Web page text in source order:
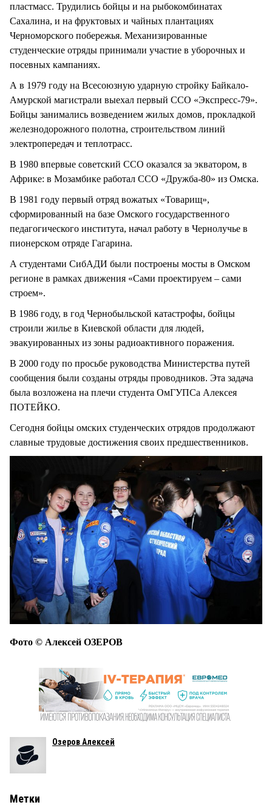
пластмасс. Трудились бойцы и на рыбокомбинатах
Сахалина, и на фруктовых и чайных плантациях
Черноморского побережья. Механизированные
студенческие отряды принимали участие в уборочных и
посевных кампаниях.
А в 1979 году на Всесоюзную ударную стройку Байкало-
Амурской магистрали выехал первый ССО «Экспресс-79».
Бойцы занимались возведением жилых домов, прокладкой
железнодорожного полотна, строительством линий
электропередач и теплотрасс.
В 1980 впервые советский ССО оказался за экватором, в
Африке: в Мозамбике работал ССО «Дружба-80» из Омска.
В 1981 году первый отряд вожатых «Товарищ»,
сформированный на базе Омского государственного
педагогического института, начал работу в Чернолучье в
пионерском отряде Гагарина.
А студентами СибАДИ были построены мосты в Омском
регионе в рамках движения «Сами проектируем – сами
строем».
В 1986 году, в год Чернобыльской катастрофы, бойцы
строили жилье в Киевской области для людей,
эвакуированных из зоны радиоактивного поражения.
В 2000 году по просьбе руководства Министерства путей
сообщения были созданы отряды проводников. Эта задача
была возложена на плечи студента ОмГУПСа Алексея
ПОТЕЙКО.
Сегодня бойцы омских студенческих отрядов продолжают
славные трудовые достижения своих предшественников.
Фото © Алексей ОЗЕРОВ
Озеров Алексей
Метки